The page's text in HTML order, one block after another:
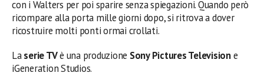
con i Walters per poi sparire senza spiegazioni. Quando però
ricompare alla porta mille giorni dopo, si ritrova a dover
ricostruire molti ponti ormai crollati.
Laserie TVè una produzione Sony Pictures Televisione
iGeneration Studios.